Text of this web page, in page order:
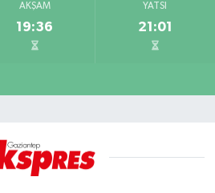
AKŞAM
19:36
YATSI
21:01